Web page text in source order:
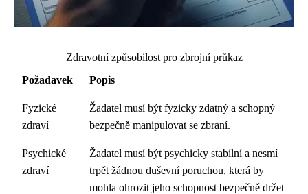
Zdravotní způsobilost pro zbrojní průkaz
Požadavek
Popis
Fyzické
zdraví
Žadatel musí být fyzicky zdatný a schopný
bezpečně manipulovat se zbraní.
Psychické
zdraví
Žadatel musí být psychicky stabilní a nesmí
trpět žádnou duševní poruchou, která by
mohla ohrozit jeho schopnost bezpečně držet